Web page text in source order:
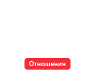
Отношения